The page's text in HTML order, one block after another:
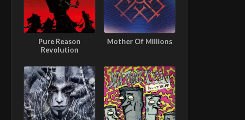
Pure Reason
Revolution
Mother Of Millions